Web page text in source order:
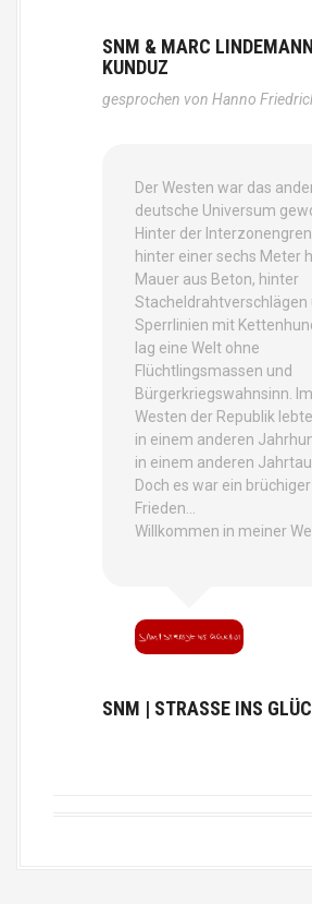
SNM & MARC
KUNDUZ
gesprochen von Hanno
Der Westen war das
deutsche Universum
Hinter der
hinter einer sechs Meter
Mauer aus Beton, hinter
Stacheldrahtverschlägen
Sperrlinien mit
lag eine Welt ohne
Flüchtlingsmassen und
Bürgerkriegswahnsinn. Im
Westen der Republik
in einem anderen
in einem anderen
Doch es war ein brüchiger
Frieden…
Willkommen in meiner
SNM | STRASSE INS